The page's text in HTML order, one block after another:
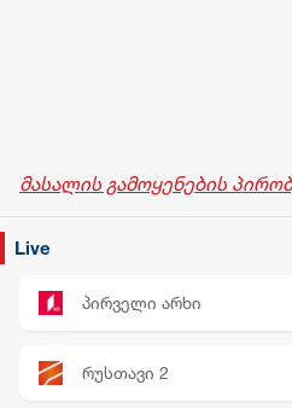
მასალის გამოყენების
Live
პირველი არხი
რუსთავი 2